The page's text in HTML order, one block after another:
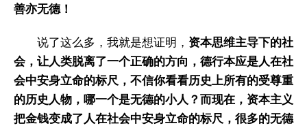
善亦无德！
说了这么多，我就是想证明， 资本思维主导下的社
会，让人类脱离了一个正确的方向，德行本应是人在社
会中安身立命的标尺，不信你看看历史上所有的受尊重
的历史人物，哪一个是无德的小人？而现在，资本主义
把金钱变成了人在社会中安身立命的标尺，很多的无德